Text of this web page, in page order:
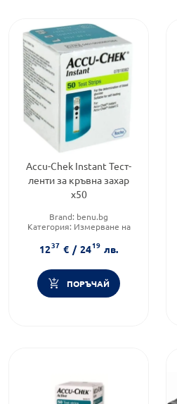
Accu-Chek Instant Тест-
ленти за кръвна захар
х50
Brand: benu.bg
Категория: Измерване на
Форма на продукта:тест
ленти
1237 € / 2419 лв.
ПОРЪЧАЙ